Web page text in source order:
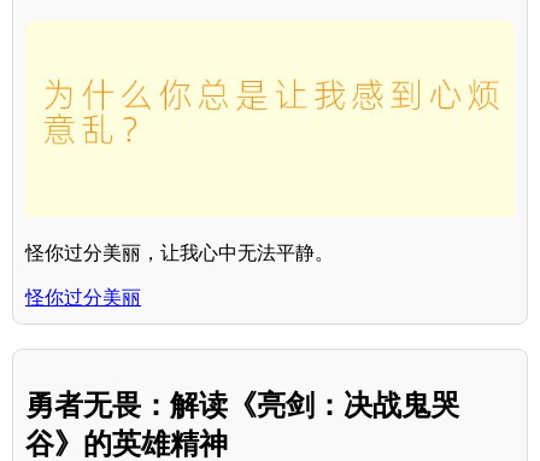
怪你过分美丽，让我心中无法平静。
怪你过分美丽
勇者无畏：解读《亮剑：决战鬼哭
谷》的英雄精神